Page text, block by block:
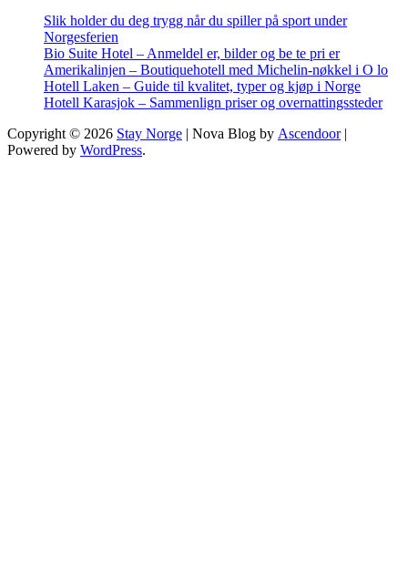
Slik holder du deg trygg når du spiller på sport under
Norgesferien
Bio Suite Hotel – Anmeldel er, bilder og be te pri er
Amerikalinjen – Boutiquehotell med Michelin-nøkkel i O lo
Hotell Laken – Guide til kvalitet, typer og kjøp i Norge
Hotell Karasjok – Sammenlign priser og overnattingssteder
Copyright © 2026 Stay Norge | Nova Blog by Ascendoor|
Powered by WordPress.